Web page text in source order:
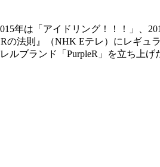
は「アイドリング！！！」、
の法則』（NHK Eテレ）にレギュ
ルブランド「PurpleR」を立ち上げ